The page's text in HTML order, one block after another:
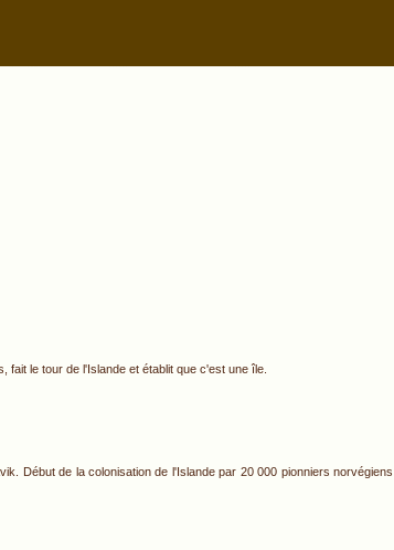
le tour de l'Islande et établit que c'est une île.
Début de la colonisation de l'Islande par 20 000 pionniers norvégiens